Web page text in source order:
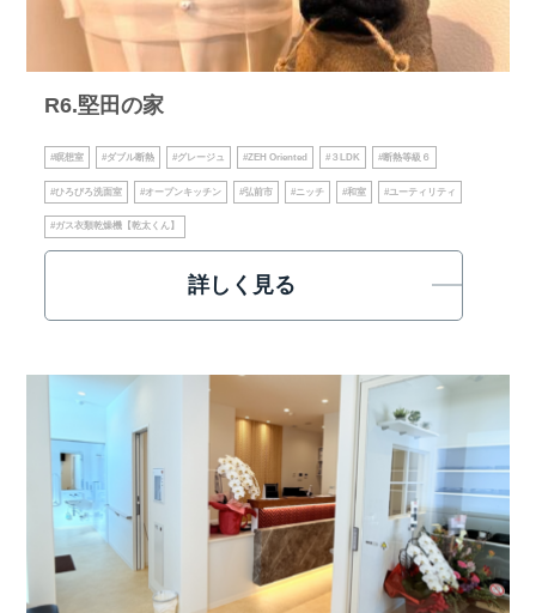
R6.堅田の家
#瞑想室 #ダブル断熱 #グレージュ #ZEH Oriented #３LDK #断熱等級６
#ひろびろ洗面室 #オープンキッチン #弘前市 #ニッチ #和室 #ユーティリティ
#ガス衣類乾燥機【乾太くん】
詳しく見る